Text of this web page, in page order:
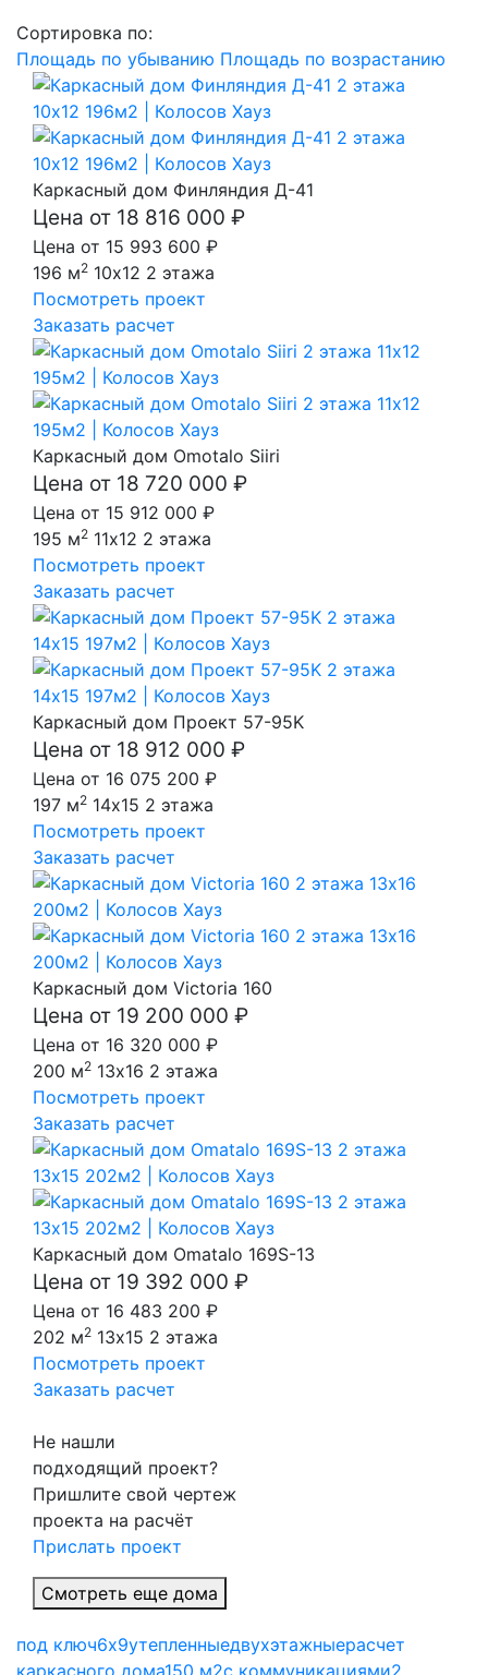
Сортировка по:
Площадь по убыванию Площадь по возрастанию
Каркасный дом Финляндия Д-41
Цена от 18 816 000 ₽
Цена от 15 993 600 ₽
196 м2 10x12 2 этажа
Посмотреть проект
Заказать расчет
Каркасный дом Omotalo Siiri
Цена от 18 720 000 ₽
Цена от 15 912 000 ₽
195 м2 11x12 2 этажа
Посмотреть проект
Заказать расчет
Каркасный дом Проект 57-95K
Цена от 18 912 000 ₽
Цена от 16 075 200 ₽
197 м2 14x15 2 этажа
Посмотреть проект
Заказать расчет
Каркасный дом Victoria 160
Цена от 19 200 000 ₽
Цена от 16 320 000 ₽
200 м2 13x16 2 этажа
Посмотреть проект
Заказать расчет
Каркасный дом Omatalo 169S-13
Цена от 19 392 000 ₽
Цена от 16 483 200 ₽
202 м2 13x15 2 этажа
Посмотреть проект
Заказать расчет
Не нашли
подходящий проект?
Пришлите свой чертеж
проекта на расчёт
Прислать проект
Смотреть еще дома
под ключ6х9утепленныедвухэтажныерасчет
каркасного дома150 м2с коммуникациями2